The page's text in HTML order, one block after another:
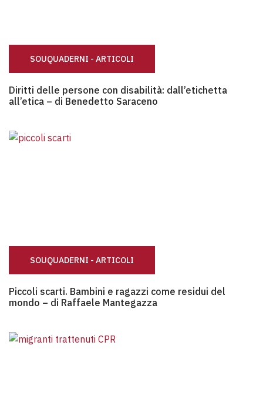
SOUQUADERNI - ARTICOLI
Diritti delle persone con disabilità: dall’etichetta
all’etica – di Benedetto Saraceno
SOUQUADERNI - ARTICOLI
Piccoli scarti. Bambini e ragazzi come residui del
mondo – di Raffaele Mantegazza